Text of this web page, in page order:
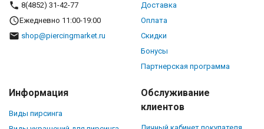
8(4852) 31-42-77
Ежедневно 11:00-19:00
shop@piercingmarket.ru
Доставка
Оплата
Скидки
Бонусы
Партнерская программа
Информация
Виды пирсинга
Обслуживание
клиентов